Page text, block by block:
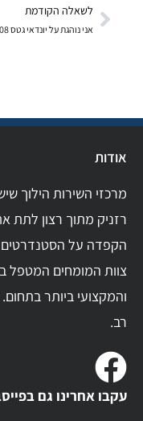
לשאלה הקודמת
אודות
רזניק מתוך רצון לתת
הקפדה על הסטנדרטים
צוות המומחים המטפל
והמקצועי ביותר
רב.
עקבו אחרינו גם